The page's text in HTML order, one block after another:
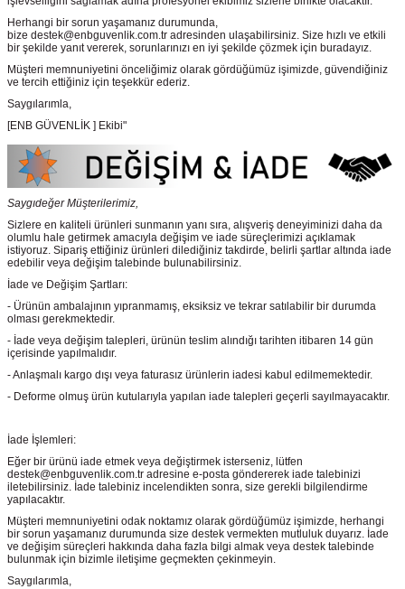
Herhangi bir sorun yaşamanız durumunda,
bize destek@enbguvenlik.com.tr adresinden ulaşabilirsiniz. Size hızlı ve etkili
bir şekilde yanıt vererek, sorunlarınızı en iyi şekilde çözmek için buradayız.
Müşteri memnuniyetini önceliğimiz olarak gördüğümüz işimizde, güvendiğiniz
ve tercih ettiğiniz için teşekkür ederiz.
Saygılarımla,
[ENB GÜVENLİK ] Ekibi"
Saygıdeğer Müşterilerimiz,
Sizlere en kaliteli ürünleri sunmanın yanı sıra, alışveriş deneyiminizi daha da
olumlu hale getirmek amacıyla değişim ve iade süreçlerimizi açıklamak
istiyoruz. Sipariş ettiğiniz ürünleri dilediğiniz takdirde, belirli şartlar altında iade
edebilir veya değişim talebinde bulunabilirsiniz.
İade ve Değişim Şartları:
- Ürünün ambalajının yıpranmamış, eksiksiz ve tekrar satılabilir bir durumda
olması gerekmektedir.
- İade veya değişim talepleri, ürünün teslim alındığı tarihten itibaren 14 gün
içerisinde yapılmalıdır.
- Anlaşmalı kargo dışı veya faturasız ürünlerin iadesi kabul edilmemektedir.
- Deforme olmuş ürün kutularıyla yapılan iade talepleri geçerli sayılmayacaktır.
İade İşlemleri:
Eğer bir ürünü iade etmek veya değiştirmek isterseniz, lütfen
destek@enbguvenlik.com.tr adresine e-posta göndererek iade talebinizi
iletebilirsiniz. İade talebiniz incelendikten sonra, size gerekli bilgilendirme
yapılacaktır.
Müşteri memnuniyetini odak noktamız olarak gördüğümüz işimizde, herhangi
bir sorun yaşamanız durumunda size destek vermekten mutluluk duyarız. İade
ve değişim süreçleri hakkında daha fazla bilgi almak veya destek talebinde
bulunmak için bizimle iletişime geçmekten çekinmeyin.
Saygılarımla,